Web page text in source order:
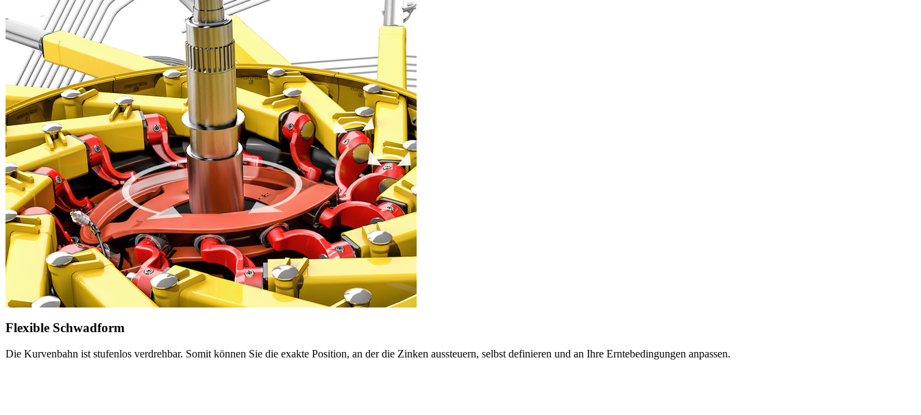
Flexible Schwadform
Die Kurvenbahn ist stufenlos verdrehbar. Somit können Sie die exakte Position, an der die Zinken aussteuern, selbst definieren und an Ihre Erntebedingungen anpassen.